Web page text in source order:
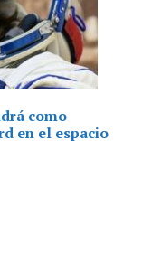
como
en el espacio